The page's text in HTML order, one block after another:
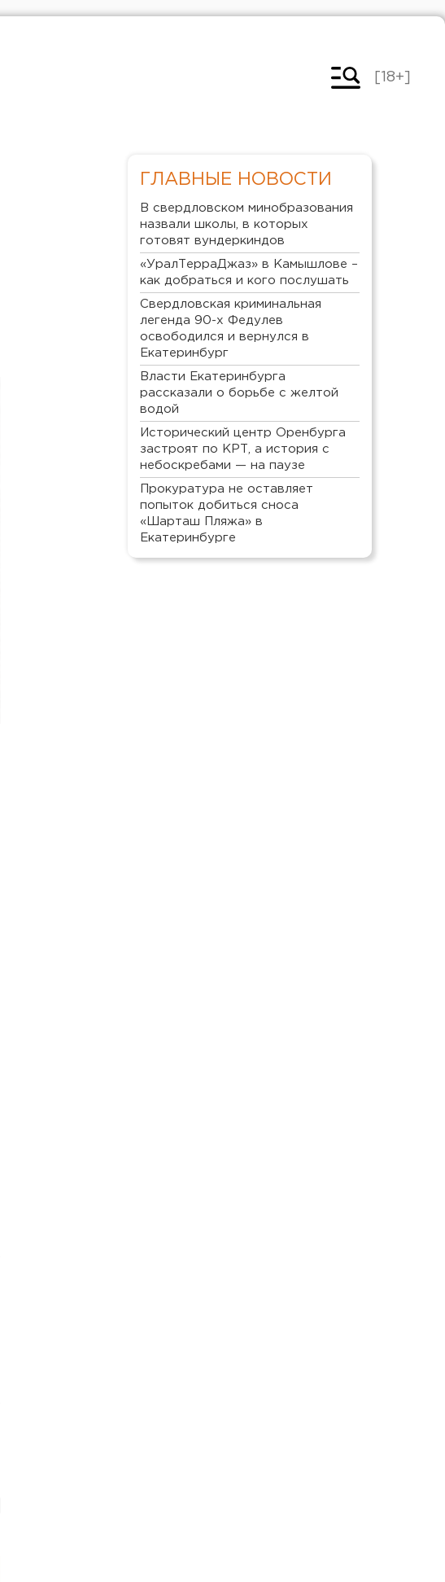
[18+]
ГЛАВНЫЕ НОВОСТИ
В свердловском минобразования
назвали школы, в которых
готовят вундеркиндов
«УралТерраДжаз» в Камышлове –
как добраться и кого послушать
Свердловская криминальная
легенда 90-х Федулев
освободился и вернулся в
Екатеринбург
Власти Екатеринбурга
рассказали о борьбе с желтой
водой
Исторический центр Оренбурга
застроят по КРТ, а история с
небоскребами — на паузе
Прокуратура не оставляет
попыток добиться сноса
«Шарташ Пляжа» в
Екатеринбурге